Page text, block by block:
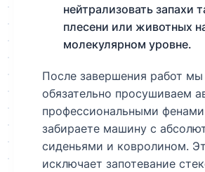
нейтрализовать запахи
плесени или животных
молекулярном уровне.
После завершения работ мы
обязательно просушиваем
профессиональными
забираете машину с
сиденьями и ковролином.
исключает запотевание